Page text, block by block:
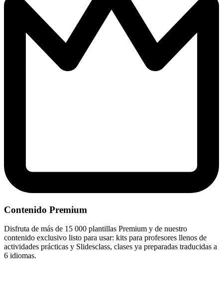
Contenido Premium
Disfruta de más de 15 000 plantillas Premium y de nuestro
contenido exclusivo listo para usar: kits para profesores llenos de
actividades prácticas y Slidesclass, clases ya preparadas traducidas a
6 idiomas.